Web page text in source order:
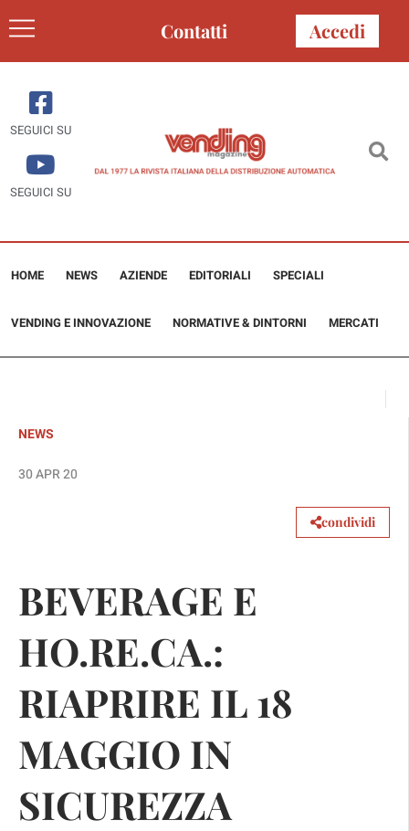
Contatti Accedi
SEGUICI SU
SEGUICI SU
HOME NEWS AZIENDE EDITORIALI SPECIALI
VENDING E INNOVAZIONE NORMATIVE & DINTORNI MERCATI
NEWS
30 APR 20
condividi
BEVERAGE E
HO.RE.CA.:
RIAPRIRE IL 18
MAGGIO IN
SICUREZZA